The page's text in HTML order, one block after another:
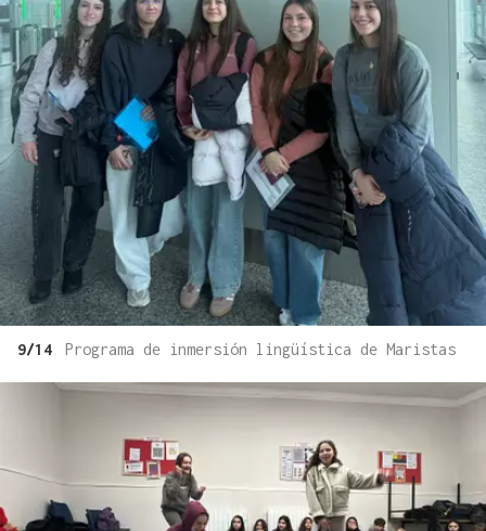
9/14 Programa de inmersión lingüística de Maristas